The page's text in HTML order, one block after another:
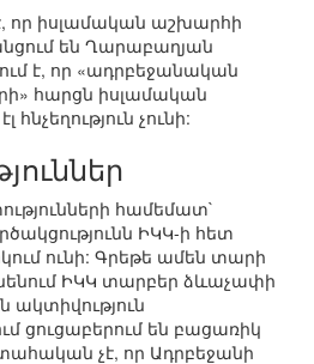
որ իսլամական աշխարհի
են Ղարաբաղյան
է, որ «ադրբեջանական
հարցն իսլամական
չունի:
համեմատ`
ԻԿԿ-ի հետ
ունի: Գրեթե ամեն տարի
ԻԿԿ տարբեր ձևաչափի
ակտիվություն
ցուցաբերում են բացառիկ
չէ, որ Ադրբեջանի